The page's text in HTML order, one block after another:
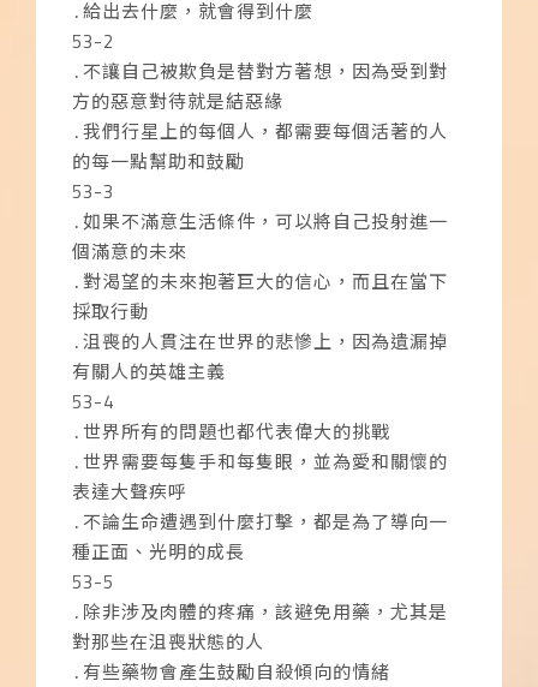
․給出去什麼，就會得到什麼
53-2
․不讓自己被欺負是替對方著想，因為受到對
方的惡意對待就是結惡緣
․我們行星上的每個人，都需要每個活著的人
的每一點幫助和鼓勵
53-3
․如果不滿意生活條件，可以將自己投射進一
個滿意的未來
․對渴望的未來抱著巨大的信心，而且在當下
採取行動
․沮喪的人貫注在世界的悲慘上，因為遺漏掉
有關人的英雄主義
53-4
․世界所有的問題也都代表偉大的挑戰
․世界需要每隻手和每隻眼，並為愛和關懷的
表達大聲疾呼
․不論生命遭遇到什麼打擊，都是為了導向一
種正面、光明的成長
53-5
․除非涉及肉體的疼痛，該避免用藥，尤其是
對那些在沮喪狀態的人
․有些藥物會產生鼓勵自殺傾向的情緒